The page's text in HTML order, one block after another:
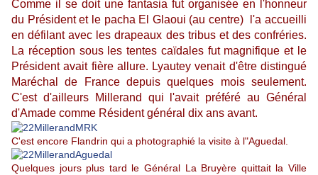
Comme il se doit une fantasia fut organisée en l'honneur
du Président et le pacha El Glaoui (au centre) l'a accueilli
en défilant avec les drapeaux des tribus et des confréries.
La réception sous les tentes caïdales fut magnifique et le
Président avait fière allure. Lyautey venait d'être distingué
Maréchal de France depuis quelques mois seulement.
C'est d'ailleurs Millerand qui l'avait préféré au Général
d'Amade comme Résident général dix ans avant.
C'est encore Flandrin qui a photographié la visite à l"Aguedal.
Quelques jours plus tard le Général La Bruyère quittait la Ville